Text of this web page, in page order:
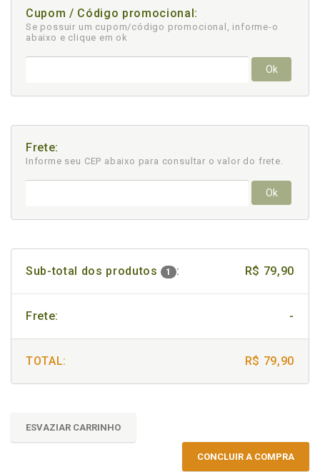
Cupom / Código promocional:
Se possuir um cupom/código promocional, informe-o
abaixo e clique em ok
Ok
Frete:
Informe seu CEP abaixo para consultar o valor do frete.
Ok
Sub-total dos produtos 1 : R$ 79,90
Frete: -
TOTAL: R$ 79,90
ESVAZIAR CARRINHO
CONCLUIR A COMPRA